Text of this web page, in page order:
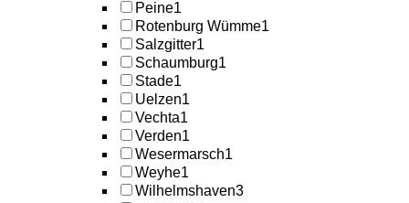
Peine1
Rotenburg Wümme1
Salzgitter1
Schaumburg1
Stade1
Uelzen1
Vechta1
Verden1
Wesermarsch1
Weyhe1
Wilhelmshaven3